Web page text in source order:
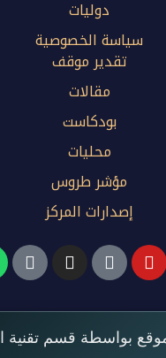
دوليات
سياسة الخصوصية
تقدير موقف
مقالات
بودكاست
محليات
مؤشر طروس
إصدارات المركز
بواسطة قسم تقنية